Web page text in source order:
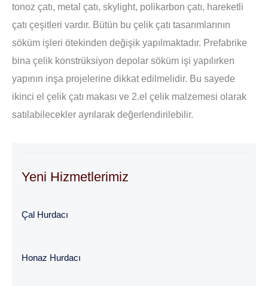
tonoz çatı, metal çatı, skylight, polikarbon çatı, hareketli
çatı çeşitleri vardır. Bütün bu çelik çatı tasarımlarının
söküm işleri ötekinden değişik yapılmaktadır. Prefabrike
bina çelik konstrüksiyon depolar söküm işi yapılırken
yapının inşa projelerine dikkat edilmelidir. Bu sayede
ikinci el çelik çatı makası ve 2.el çelik malzemesi olarak
satılabilecekler ayrılarak değerlendirilebilir.
Yeni Hizmetlerimiz
Çal Hurdacı
Honaz Hurdacı